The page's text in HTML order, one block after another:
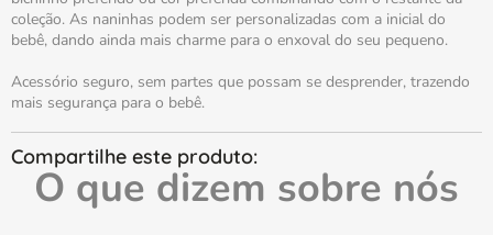
coleção. As naninhas podem ser personalizadas com a inicial do
bebê, dando ainda mais charme para o enxoval do seu pequeno.
Acessório seguro, sem partes que possam se desprender, trazendo
mais segurança para o bebê.
O que dizem sobre nós